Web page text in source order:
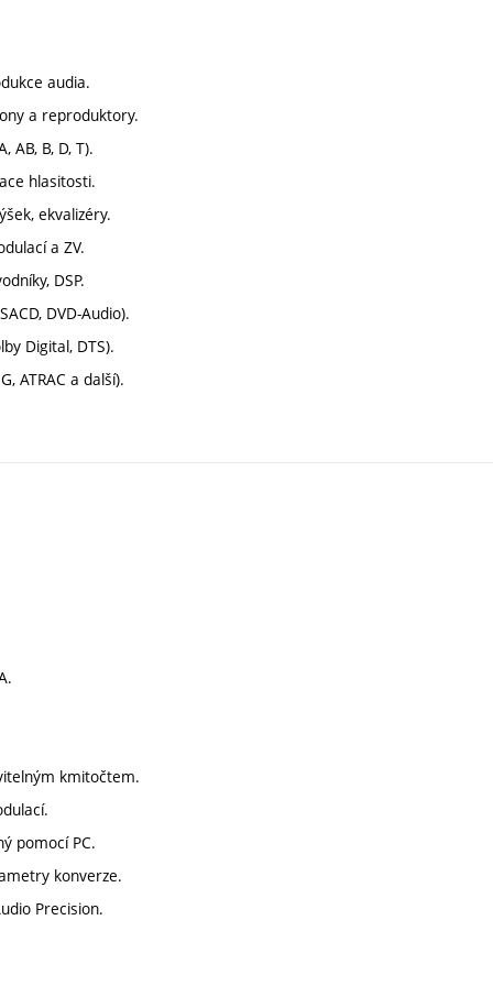
audia.
a reproduktory.
AB, B, D, T).
hlasitosti.
ekvalizéry.
a ZV.
DSP.
DVD-Audio).
Digital, DTS).
ATRAC a další).
kmitočtem.
pomocí PC.
konverze.
Precision.